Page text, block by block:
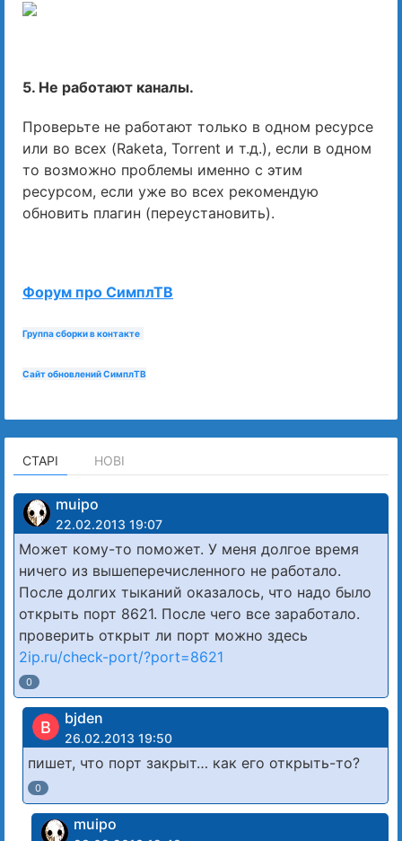
5. Не работают каналы.
Проверьте не работают только в одном ресурсе
или во всех (Raketa, Torrent и т.д.), если в одном
то возможно проблемы именно с этим
ресурсом, если уже во всех рекомендую
обновить плагин (переустановить).
Форум про СимплТВ
Группа сборки в контакте
Сайт обновлений СимплТВ
СТАРІ НОВІ
muipo
22.02.2013 19:07
Может кому-то поможет. У меня долгое время
ничего из вышеперечисленного не работало.
После долгих тыканий оказалось, что надо было
открыть порт 8621. После чего все заработало.
проверить открыт ли порт можно здесь
2ip.ru/check-port/?port=8621
0
B bjden
26.02.2013 19:50
пишет, что порт закрыт… как его открыть-то?
0
muipo